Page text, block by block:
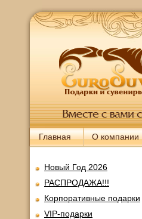
Главная О компании
Новый Год 2026
РАСПРОДАЖА!!!
Корпоративные подарки
VIP-подарки